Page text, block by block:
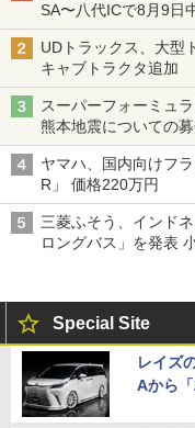
SA〜八代ICで8月9日
UDトラックス、大型
キャブトラクタ追加
スーパーフォーミュ
熊本地震についての
ヤマハ、国内向けフ
R」 価格220万円
三菱ふそう、インド
ロングバス」を発表
Special Site
レイズ
Aから